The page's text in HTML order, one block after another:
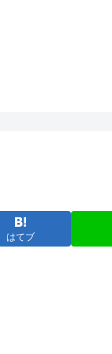
はてブ